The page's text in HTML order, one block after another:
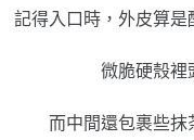
記得入口時，外皮算是
微脆硬殼裡
而中間還包裹些抹